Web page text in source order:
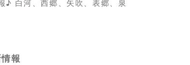
♪ 白河、西郷、矢吹、表郷、泉
報